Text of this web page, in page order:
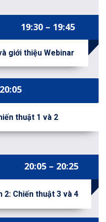
20:05 – 20:25
2: Chiến thuật 3 và 4
thuật 1 và 2
giới thiệu Webinar
19:30 – 19:45